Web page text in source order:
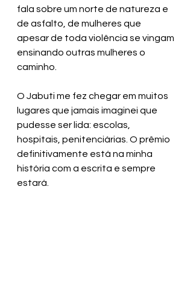
fala sobre um norte de natureza e
de asfalto, de mulheres que
apesar de toda violência se vingam
ensinando outras mulheres o
caminho.
O Jabuti me fez chegar em muitos
lugares que jamais imaginei que
pudesse ser lida: escolas,
hospitais, penitenciárias. O prêmio
definitivamente está na minha
história com a escrita e sempre
estará.